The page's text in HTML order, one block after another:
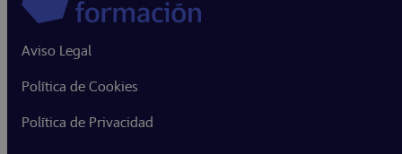
Aviso Legal
Política de Cookies
Política de Privacidad